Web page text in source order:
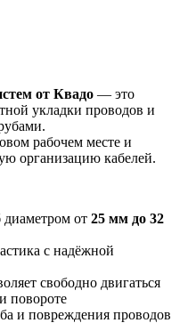
от Квадо — это
укладки проводов и
рабочем месте и
организацию кабелей.
диаметром от 25 мм до 32
с надёжной
свободно двигаться
повороте
и повреждения проводов